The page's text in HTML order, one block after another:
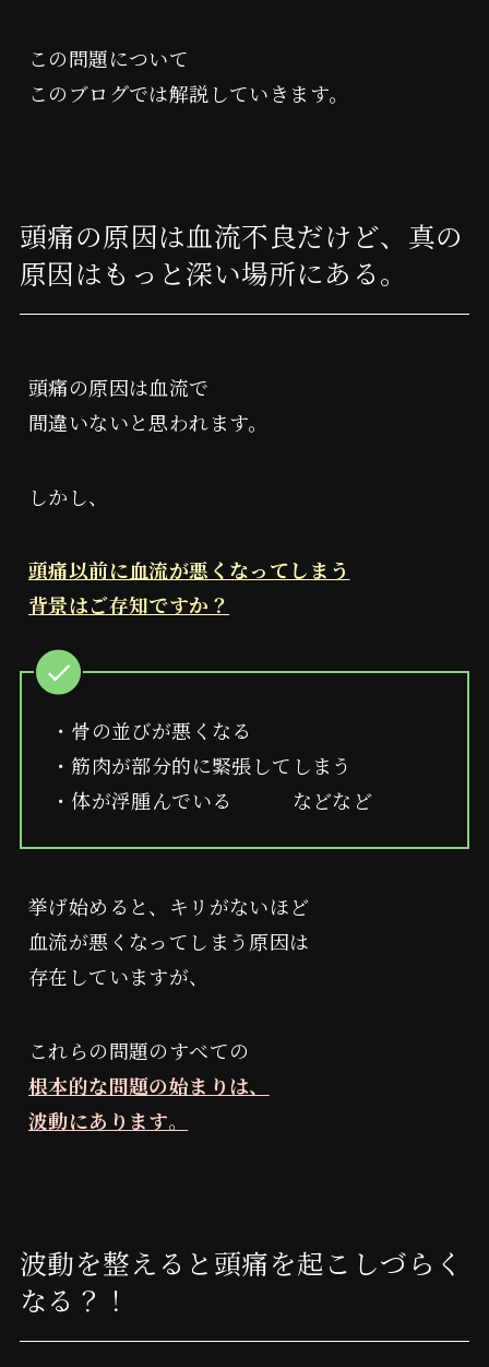
この問題について
このブログでは解説していきます。
頭痛の原因は血流不良だけど、真の
原因はもっと深い場所にある。
頭痛の原因は血流で
間違いないと思われます。
しかし、
頭痛以前に血流が悪くなってしまう
背景はご存知ですか？
・骨の並びが悪くなる
・筋肉が部分的に緊張してしまう
・体が浮腫んでいる などなど
挙げ始めると、キリがないほど
血流が悪くなってしまう原因は
存在していますが、
これらの問題のすべての
根本的な問題の始まりは、
波動にあります。
波動を整えると頭痛を起こしづらく
なる？！